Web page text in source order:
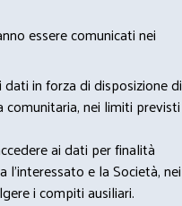
essere comunicati nei
in forza di disposizione di
nei limiti previsti
ai dati per finalità
e la Società, nei
i compiti ausiliari.